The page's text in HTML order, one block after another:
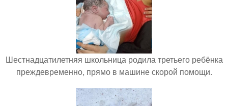
Шестнадцатилетняя школьница родила третьего ребёнка
преждевременно, прямо в машине скорой помощи.